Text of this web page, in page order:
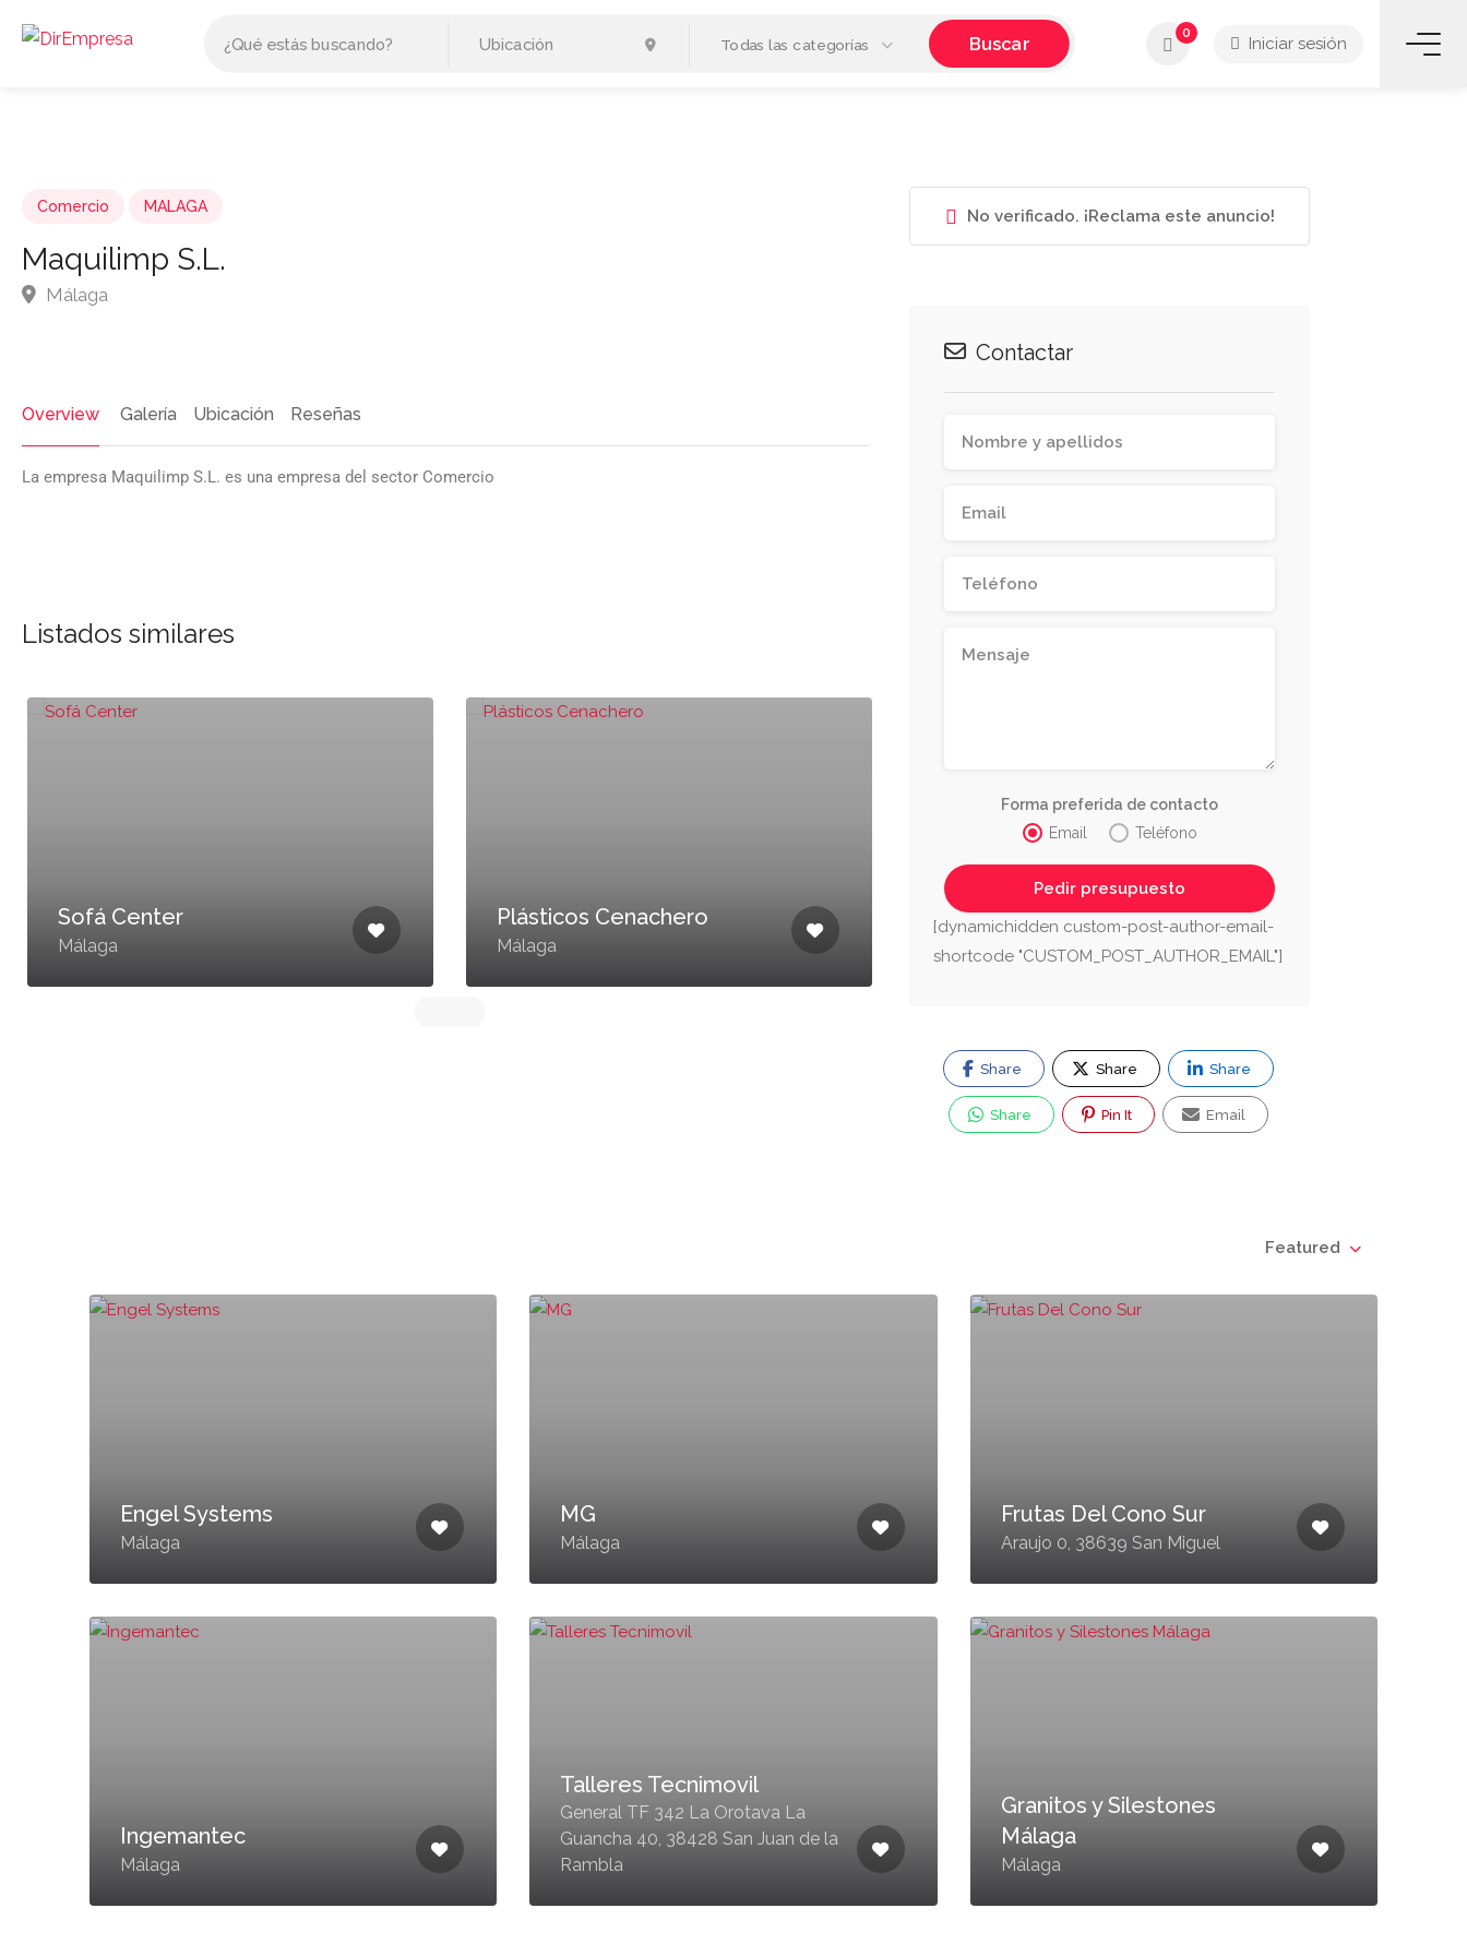
Todas las categorías Buscar 0
Iniciar sesión
Comercio MALAGA
Maquilimp S.L.
Málaga
Overview Galería Ubicación Reseñas
La empresa Maquilimp S.L. es una empresa del sector Comercio
Listados similares
Sofá Center
Málaga
Plásticos Cenachero
Málaga
Náutica Antonio de la
Peña
Málaga
No verificado. ¡Reclama este anuncio!
Contactar
Forma preferida de contacto
Email
Teléfono
[dynamichidden custom-post-author-email-
shortcode "CUSTOM_POST_AUTHOR_EMAIL"]
Share Share Share
Share Pin It Email
Featured
Engel Systems
Málaga
MG
Málaga
Frutas Del Cono Sur
Araujo 0, 38639 San Miguel
Ingemantec
Málaga
Talleres Tecnimovil
General TF 342 La Orotava La
Guancha 40, 38428 San Juan de la
Rambla
Granitos y Silestones
Málaga
Málaga